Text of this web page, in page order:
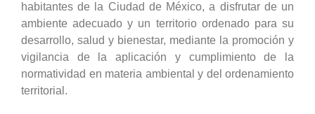
habitantes de la Ciudad de México, a disfrutar de un
ambiente adecuado y un territorio ordenado para su
desarrollo, salud y bienestar, mediante la promoción y
vigilancia de la aplicación y cumplimiento de la
normatividad en materia ambiental y del ordenamiento
territorial.